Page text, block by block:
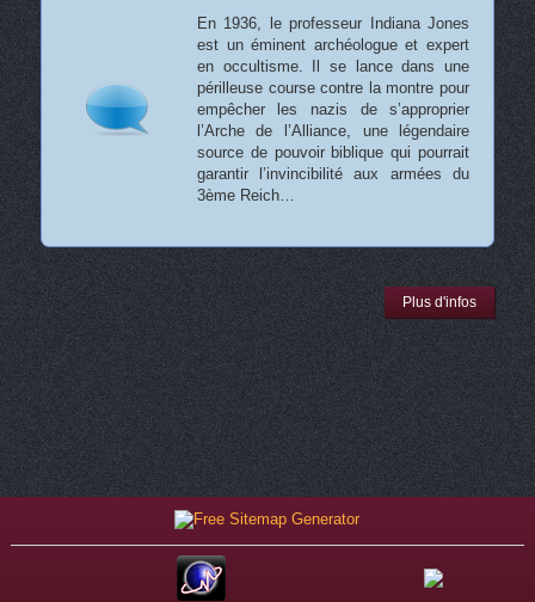
En 1936, le professeur Indiana Jones
est un éminent archéologue et expert
en occultisme. Il se lance dans une
périlleuse course contre la montre pour
empêcher les nazis de s’approprier
l’Arche de l’Alliance, une légendaire
source de pouvoir biblique qui pourrait
garantir l’invincibilité aux armées du
3ème Reich…
Plus d'infos